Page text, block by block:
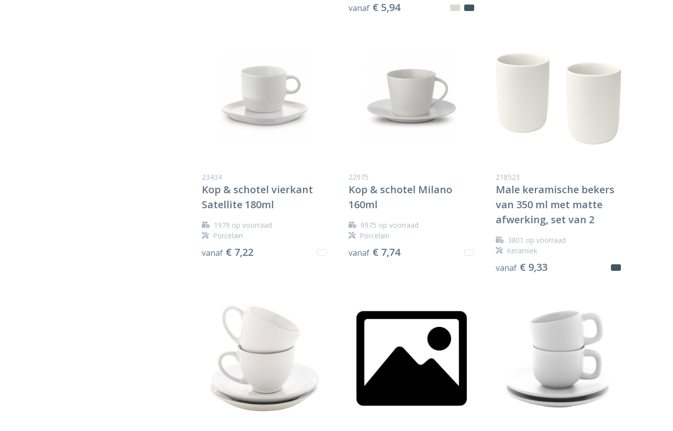
vanaf € 5,94
23434
Kop & schotel vierkant
Satellite 180ml
1979 op voorraad
Porcelain
vanaf € 7,22
22975
Kop & schotel Milano
160ml
9975 op voorraad
Porcelain
vanaf € 7,74
218523
Male keramische bekers
van 350 ml met matte
afwerking, set van 2
3801 op voorraad
Keramiek
vanaf € 9,33